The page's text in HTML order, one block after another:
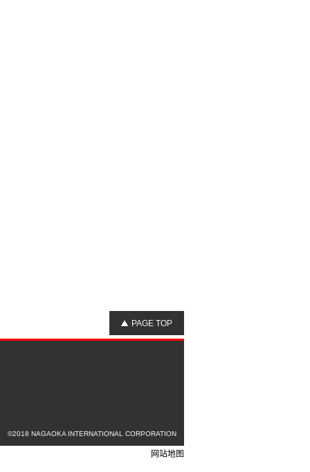
PAGE TOP
©2018 NAGAOKA INTERNATIONAL CORPORATION
网站地图